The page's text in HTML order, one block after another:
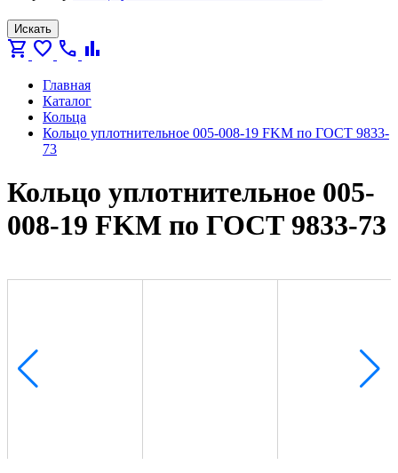
Искать
shopping_cart favorite call bar_chart
Главная
Каталог
Кольца
Кольцо уплотнительное 005-008-19 FKM по ГОСТ 9833-
73
Кольцо уплотнительное 005-
008-19 FKM по ГОСТ 9833-73